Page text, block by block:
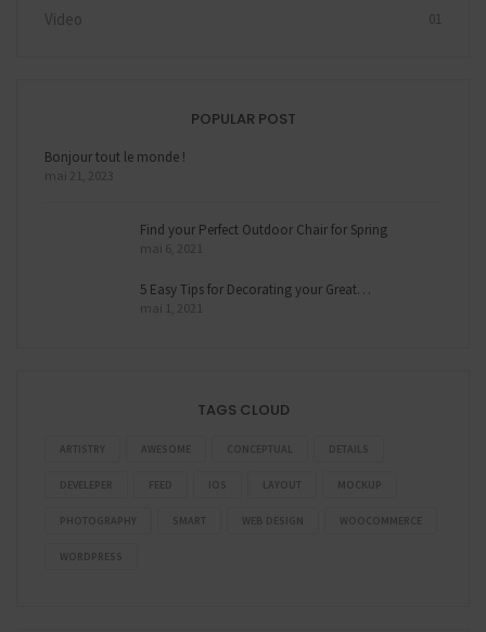
Video 01
POPULAR POST
Bonjour tout le monde !
mai 21, 2023
Find your Perfect Outdoor Chair for Spring
mai 6, 2021
5 Easy Tips for Decorating your Great…
mai 1, 2021
TAGS CLOUD
ARTISTRY AWESOME CONCEPTUAL DETAILS
DEVELEPER FEED IOS LAYOUT MOCKUP
PHOTOGRAPHY SMART WEB DESIGN WOOCOMMERCE
WORDPRESS